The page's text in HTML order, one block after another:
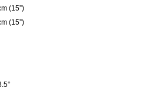
(15”)
(15”)